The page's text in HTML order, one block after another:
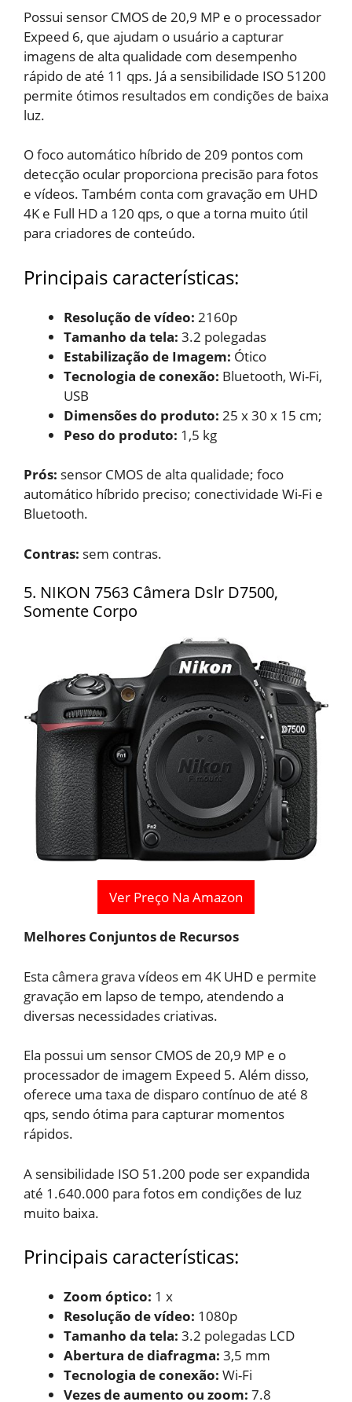
Possui sensor CMOS de 20,9 MP e o processador
Expeed 6, que ajudam o usuário a capturar
imagens de alta qualidade com desempenho
rápido de até 11 qps. Já a sensibilidade ISO 51200
permite ótimos resultados em condições de baixa
luz.
O foco automático híbrido de 209 pontos com
detecção ocular proporciona precisão para fotos
e vídeos. Também conta com gravação em UHD
4K e Full HD a 120 qps, o que a torna muito útil
para criadores de conteúdo.
Principais características:
Resolução de vídeo: 2160p
Tamanho da tela: 3.2 polegadas
Estabilização de Imagem: Ótico
Tecnologia de conexão: ‎Bluetooth, Wi-Fi,
USB
Dimensões do produto: ‎25 x 30 x 15 cm;
Peso do produto: 1,5 kg
Prós: sensor CMOS de alta qualidade; foco
automático híbrido preciso; conectividade Wi-Fi e
Bluetooth.
Contras: sem contras.
5. NIKON 7563 Câmera Dslr D7500,
Somente Corpo
Ver Preço Na Amazon
Melhores Conjuntos de Recursos
Esta câmera grava vídeos em 4K UHD e permite
gravação em lapso de tempo, atendendo a
diversas necessidades criativas.
Ela possui um sensor CMOS de 20,9 MP e o
processador de imagem Expeed 5. Além disso,
oferece uma taxa de disparo contínuo de até 8
qps, sendo ótima para capturar momentos
rápidos.
A sensibilidade ISO 51.200 pode ser expandida
até 1.640.000 para fotos em condições de luz
muito baixa.
Principais características:
Zoom óptico: ‎ 1 x
Resolução de vídeo: 1080p
Tamanho da tela: ‎ 3.2 polegadas LCD
Abertura de diafragma: ‎3,5 mm
Tecnologia de conexão: ‎ Wi-Fi
Vezes de aumento ou zoom: 7.8